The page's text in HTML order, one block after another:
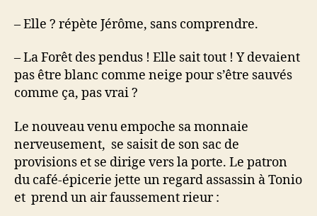
– Elle ? répète Jérôme, sans comprendre.
– La Forêt des pendus ! Elle sait tout ! Y devaient
pas être blanc comme neige pour s’être sauvés
comme ça, pas vrai ?
Le nouveau venu empoche sa monnaie
nerveusement, se saisit de son sac de
provisions et se dirige vers la porte. Le patron
du café-épicerie jette un regard assassin à Tonio
et prend un air faussement rieur :